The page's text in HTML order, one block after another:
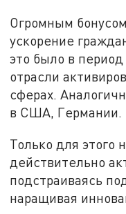
Огромным
ускорение
это было в
отрасли
сферах.
в США, Германии.
Только для этого
действительно
подстраиваясь
наращивая